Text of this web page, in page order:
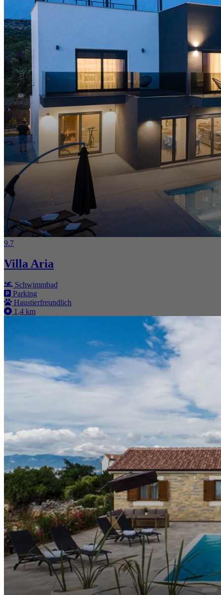
9.7
Villa Aria
Schwimmbad
Parking
Haustierfreundlich
1,4 km